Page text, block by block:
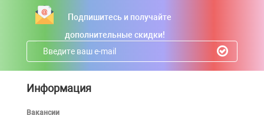
Подпишитесь и получайте
дополнительные скидки!
Информация
Вакансии